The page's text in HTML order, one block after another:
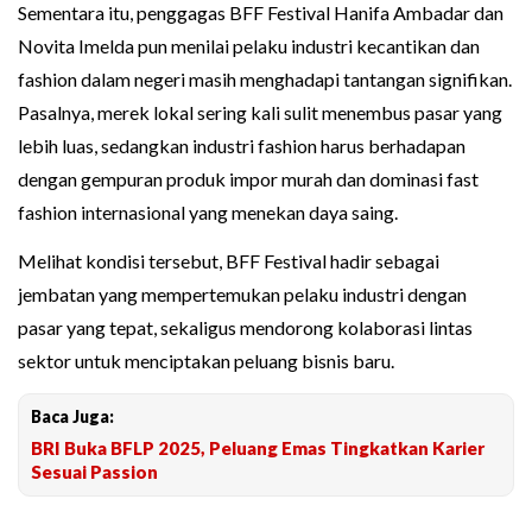
Sementara itu, penggagas BFF Festival Hanifa Ambadar dan
Novita Imelda pun menilai pelaku industri kecantikan dan
fashion dalam negeri masih menghadapi tantangan signifikan.
Pasalnya, merek lokal sering kali sulit menembus pasar yang
lebih luas, sedangkan industri fashion harus berhadapan
dengan gempuran produk impor murah dan dominasi fast
fashion internasional yang menekan daya saing.
Melihat kondisi tersebut, BFF Festival hadir sebagai
jembatan yang mempertemukan pelaku industri dengan
pasar yang tepat, sekaligus mendorong kolaborasi lintas
sektor untuk menciptakan peluang bisnis baru.
Baca Juga:
BRI Buka BFLP 2025, Peluang Emas Tingkatkan Karier
Sesuai Passion